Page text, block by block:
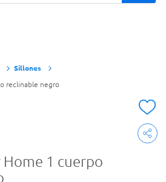
Sillones
reclinable negro
1 cuerpo